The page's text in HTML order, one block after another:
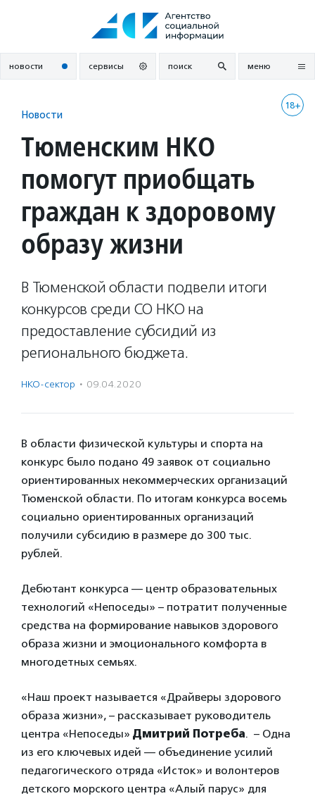
новости сервисы поиск меню
18+
Новости
Тюменским НКО
помогут приобщать
граждан к здоровому
образу жизни
В Тюменской области подвели итоги
конкурсов среди СО НКО на
предоставление субсидий из
регионального бюджета.
НКО-сектор · 09.04.2020
В области физической культуры и спорта на
конкурс было подано 49 заявок от социально
ориентированных некоммерческих организаций
Тюменской области. По итогам конкурса восемь
социально ориентированных организаций
получили субсидию в размере до 300 тыс.
рублей.
Дебютант конкурса — центр образовательных
технологий «Непоседы» – потратит полученные
средства на формирование навыков здорового
образа жизни и эмоционального комфорта в
многодетных семьях.
«Наш проект называется «Драйверы здорового
образа жизни», – рассказывает руководитель
центра «Непоседы» Дмитрий Потреба. – Одна
из его ключевых идей — объединение усилий
педагогического отряда «Исток» и волонтеров
детского морского центра «Алый парус» для